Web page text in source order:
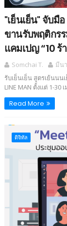
"เย็นเย็น" จับมื
ขานรับพฤติกร
แคมเปญ “10 ร้
Somchai T.
มีน
รับเย็นเย็น สูตรเย้นนน
LINE MAN ตั้งแต่ 1-30
Read More
ดิจิทัล